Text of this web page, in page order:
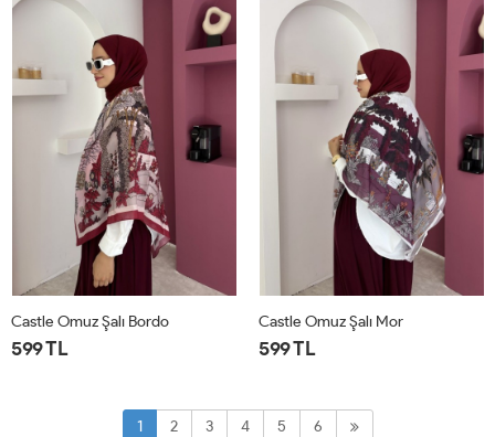
Castle Omuz Şalı Bordo
599 TL
Castle Omuz Şalı Mor
599 TL
1 2 3 4 5 6